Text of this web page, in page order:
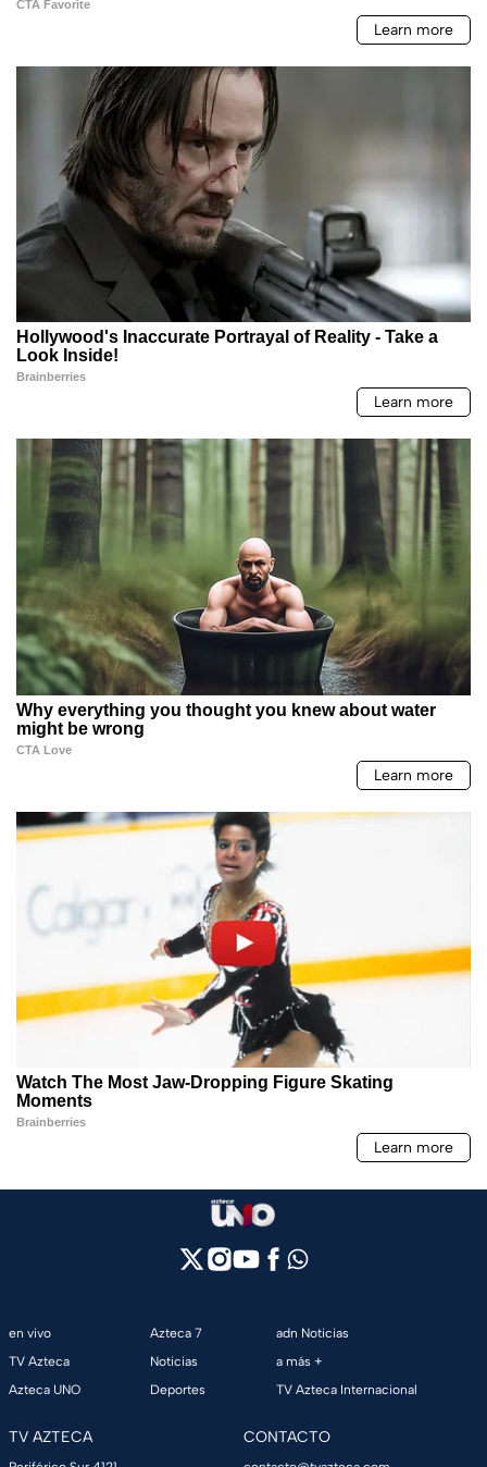
en vivo
TV Azteca
Azteca UNO
Azteca 7
Noticias
Deportes
adn Noticias
a más +
TV Azteca Internacional
TV AZTECA CONTACTO